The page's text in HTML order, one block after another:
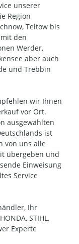
unserer
Region
Teltow bis
den
Werder,
aber auch
und Trebbin
wir Ihnen
vor Ort.
ausgewählten
ist
von uns alle
übergeben und
Einweisung
Service
Ihr
STIHL,
Experte